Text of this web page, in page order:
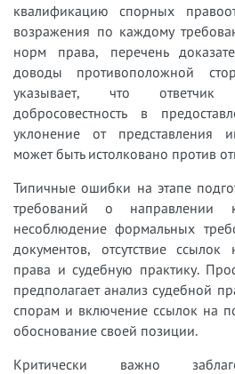
квалификацию спорных
возражения по каждому
норм права, перечень
доводы противоположной
указывает, что ответчик
добросовестность в
уклонение от представления
может быть истолковано против
Типичные ошибки на этапе
требований о направлении
несоблюдение формальных
документов, отсутствие
права и судебную практику.
предполагает анализ судебной
спорам и включение ссылок на
обоснование своей позиции.
Критически важно